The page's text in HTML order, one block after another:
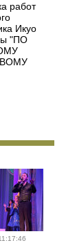
работ
Икуо
"ПО